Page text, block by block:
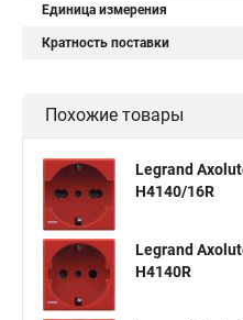
Единица измерения
Кратность поставки
Похожие товары
Legrand
H4140/16R
Legrand
H4140R